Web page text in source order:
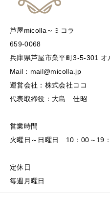
芦屋micolla～ミコラ
659-0068
兵庫県芦屋市業平町3-5-301 オ
Mail：mail@micolla.jp
運営会社：株式会社ココ
代表取締役：大島 佳昭
営業時間
火曜日～日曜日 10：00～19
定休日
毎週月曜日